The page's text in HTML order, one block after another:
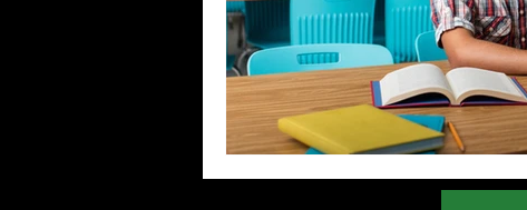
pabx Racional voip